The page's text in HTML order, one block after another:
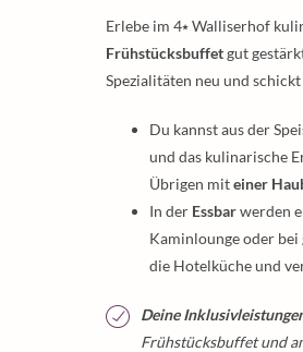
Erlebe im 4⭑ Walliserhof
Frühstücksbuffetgut
Spezialitäten neu und
Du kannst aus der
und das kulinarische
Übrigen miteiner
In der Essbarwerden
Kaminlounge oder
die Hotelküche und
Deine
Frühstücksbuffet und